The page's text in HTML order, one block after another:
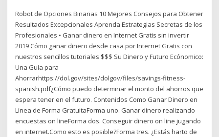
Robot de Opciones Binarias 10 Mejores Consejos para Obtener
Resultados Excepcionales Aprenda Estrategias Secretas de los
Profesionales • Ganar dinero en Internet Gratis sin invertir
2019 Cómo ganar dinero desde casa por Internet Gratis con
nuestros sencillos tutoriales $$$ Su Dinero y Futuro Ecónomico:
Una Guía para
Ahorrarhttps://dol.gov/sites/dolgov/files/savings-fitness-
spanish.pdf¿Cómo puedo determinar el monto del ahorros que
espera tener en el futuro. Contenidos Como Ganar Dinero en
Línea de Forma GratuitaForma uno. Ganar dinero realizando
encuestas on lineForma dos. Conseguir dinero on line jugando
en internet.Como esto es posible?Forma tres. ¿Estás harto de